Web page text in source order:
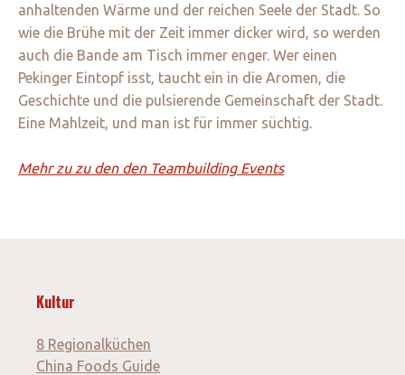
anhaltenden Wärme und der reichen Seele der Stadt. So
wie die Brühe mit der Zeit immer dicker wird, so werden
auch die Bande am Tisch immer enger. Wer einen
Pekinger Eintopf isst, taucht ein in die Aromen, die
Geschichte und die pulsierende Gemeinschaft der Stadt.
Eine Mahlzeit, und man ist für immer süchtig.
Mehr zu zu den den Teambuilding Events
Kultur
8 Regionalküchen
China Foods Guide